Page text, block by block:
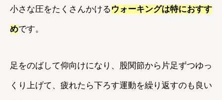
小さな圧をたくさんかける ウォーキングは特におすす
めです。
足をのばして仰向けになり、股関節から片足ずつゆっ
くり上げて、疲れたら下ろす運動を繰り返すのも良い